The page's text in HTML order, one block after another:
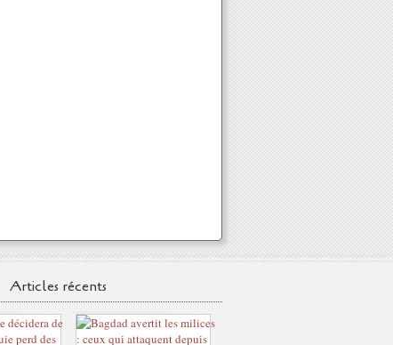
Articles récents